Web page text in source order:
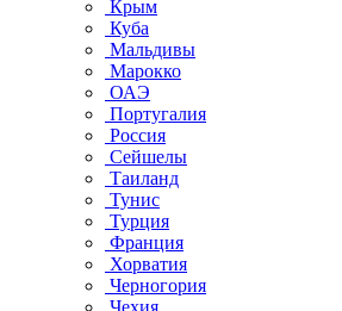
Крым
Куба
Мальдивы
Марокко
ОАЭ
Португалия
Россия
Сейшелы
Таиланд
Тунис
Турция
Франция
Хорватия
Черногория
Чехия